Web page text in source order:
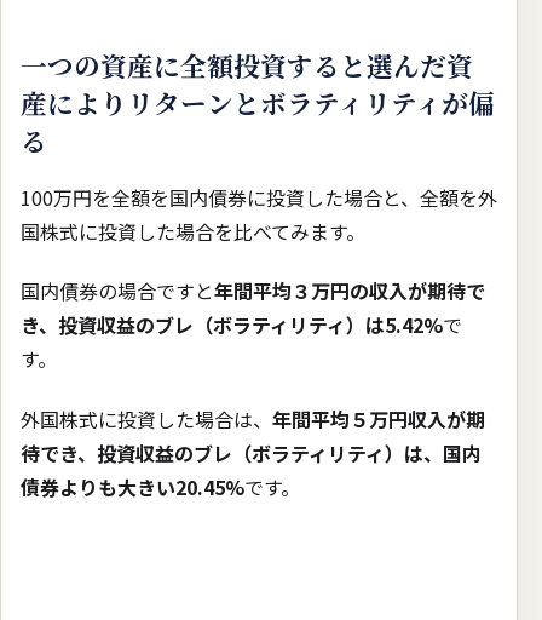
一つの資産に全額投資すると選んだ資
産によりリターンとボラティリティが偏
る
100万円を全額を国内債券に投資した場合と、全額を外
国株式に投資した場合を比べてみます。
国内債券の場合ですと年間平均３万円の収入が期待で
き、投資収益のブレ（ボラティリティ）は5.42%で
す。
外国株式に投資した場合は、 年間平均５万円収入が期
待でき、投資収益のブレ（ボラティリティ）は、国内
債券よりも大きい20.45%です。